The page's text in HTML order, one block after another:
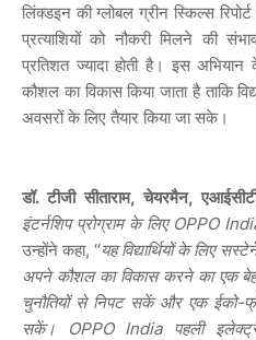
लिंक्डइन की ग्लोबल ग्रीन स्किल्स
प्रत्याशियों को नौकरी मिलने की
प्रतिशत ज्यादा होती है। इस
कौशल का विकास किया जाता है ताकि
अवसरों के लिए तैयार किया जा सके।
डॉ. टीजी सीताराम, चेयरमैन,
इंटर्नशिप प्रोग्राम के लिए OPPO
उन्होंने कहा, ‘‘यह विद्यार्थियों के लिए
अपने कौशल का विकास करने का एक
चुनौतियों से निपट सकें और एक ईको-
सकें। OPPO India पहली